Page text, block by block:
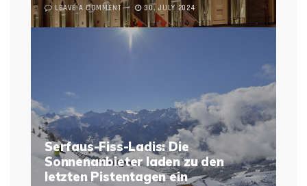
LEAVE A COMMENT 30. JULY 2024
Serfaus-Fiss-Ladis: Die
Sonnenanbieter laden zu den
letzten Pistentagen ein